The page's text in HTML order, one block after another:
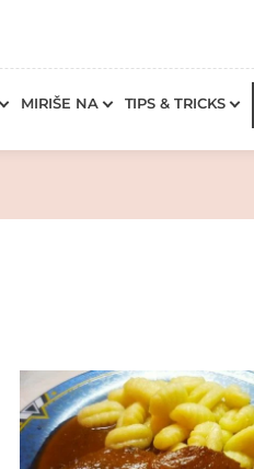
MIRIŠE NA TIPS & TRICKS